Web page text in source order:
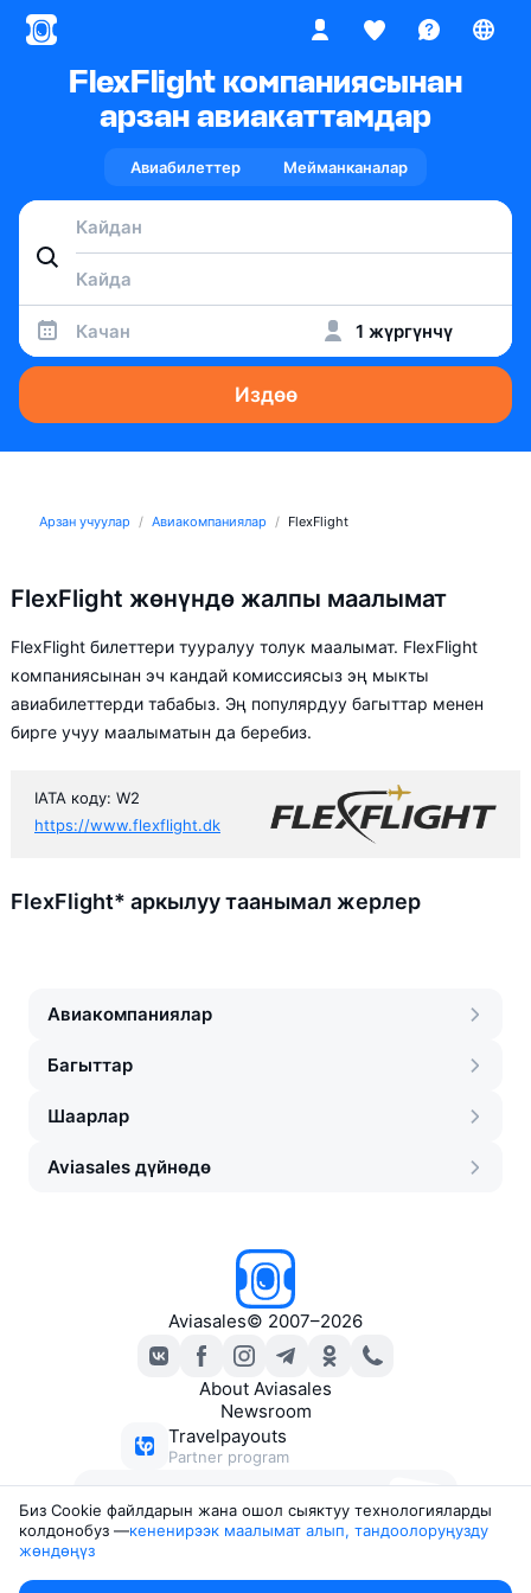
FlexFlight компаниясынан
арзан авиакаттамдар
Авиабилеттер Мейманканалар
Качан 1 жүргүнчү
Издөө
Арзан учуулар Авиакомпаниялар FlexFlight
FlexFlight жөнүндө жалпы маалымат
FlexFlight билеттери тууралуу толук маалымат. FlexFlight
компаниясынан эч кандай комиссиясыз эң мыкты
авиабилеттерди табабыз. Эң популярдуу багыттар менен
бирге учуу маалыматын да беребиз.
IATA коду: W2
https://www.flexflight.dk
FlexFlight* аркылуу таанымал жерлер
Авиакомпаниялар
Багыттар
Шаарлар
Aviasales дүйнөдө
Aviasales© 2007–2026
About Aviasales
Newsroom
Travelpayouts
Partner program
боюнча каттар
Биз Сookie файлдарын жана ошол сыяктуу технологияларды
колдонобуз —кененирээк маалымат алып, тандоолоруңузду
жөндөңүз